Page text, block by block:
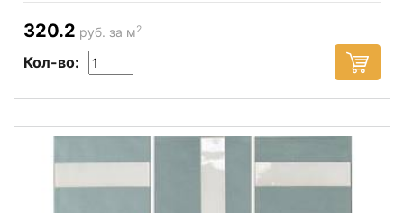
320.2 руб. за м2
Кол-во: